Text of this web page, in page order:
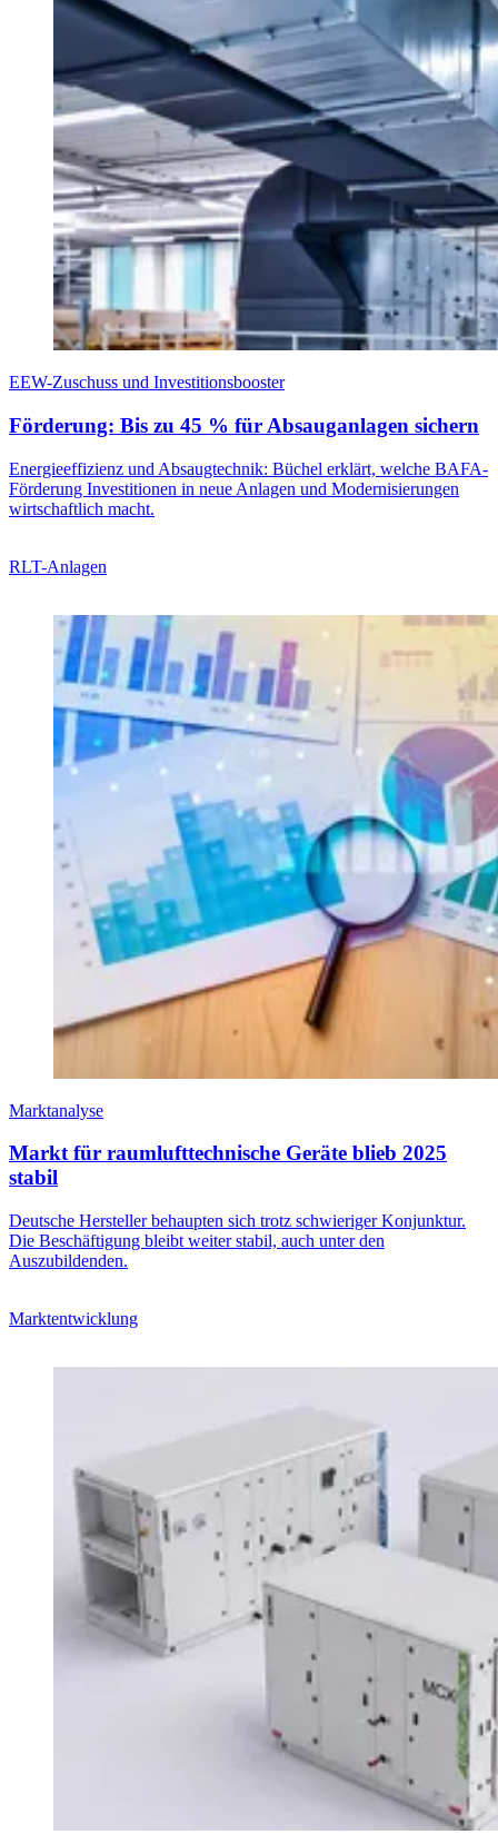
EEW-Zuschuss und Investitionsbooster
Förderung: Bis zu 45 % für Absauganlagen sichern
Energieeffizienz und Absaugtechnik: Büchel erklärt, welche BAFA-
Förderung Investitionen in neue Anlagen und Modernisierungen
wirtschaftlich macht.
RLT-Anlagen
Marktanalyse
Markt für raumlufttechnische Geräte blieb 2025
stabil
Deutsche Hersteller behaupten sich trotz schwieriger Konjunktur.
Die Beschäftigung bleibt weiter stabil, auch unter den
Auszubildenden.
Marktentwicklung